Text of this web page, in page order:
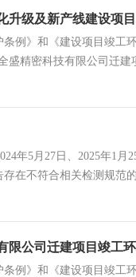
升级及新产线建设项
例》和《建设项目竣工
盛精密科技有限公司迁
年5月27日、2025年1月
存在不符合相关检测规范
限公司迁建项目竣工
例》和《建设项目竣工